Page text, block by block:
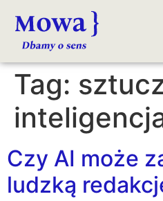
Tag:
Czy AI może
ludzką